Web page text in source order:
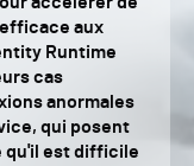
aux
Runtime
cas
anormales
qui posent
qu'il est difficile